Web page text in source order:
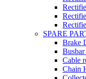
SPARE
Brake
Cable
Chain